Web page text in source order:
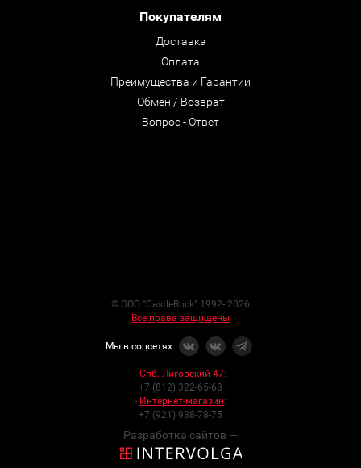
Покупателям
Доставка
Оплата
Преимущества и Гарантии
Обмен / Возврат
Вопрос - Ответ
© ООО "CastleRock" 1992- 2026
Все права защищены
Мы в соцсетях
- Спб. Лиговский 47:
+7 (812) 322-65-68
- Интернет-магазин:
+7 (921) 938-78-75
Разработка сайтов —